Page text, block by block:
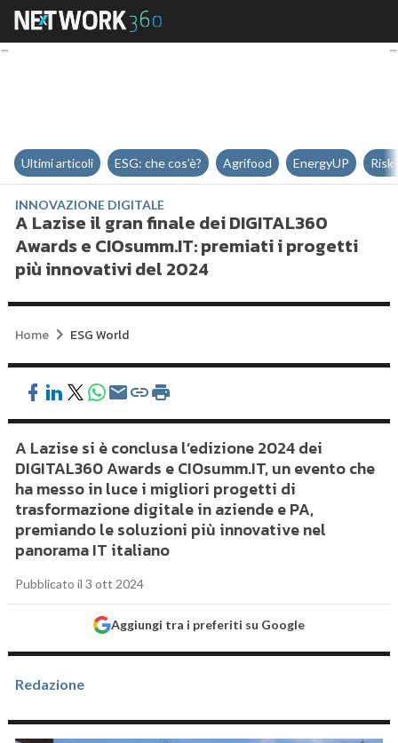
A Lazise il gran finale dei
Ultimi articoli ESG: che cos'è? Agrifood EnergyUP Risk
INNOVAZIONE DIGITALE
A Lazise il gran finale dei DIGITAL360
Awards e CIOsumm.IT: premiati i progetti
più innovativi del 2024
Home ESG World
A Lazise si è conclusa l’edizione 2024 dei
DIGITAL360 Awards e CIOsumm.IT, un evento che
ha messo in luce i migliori progetti di
trasformazione digitale in aziende e PA,
premiando le soluzioni più innovative nel
panorama IT italiano
Pubblicato il 3 ott 2024
Aggiungi tra i preferiti su Google
Redazione